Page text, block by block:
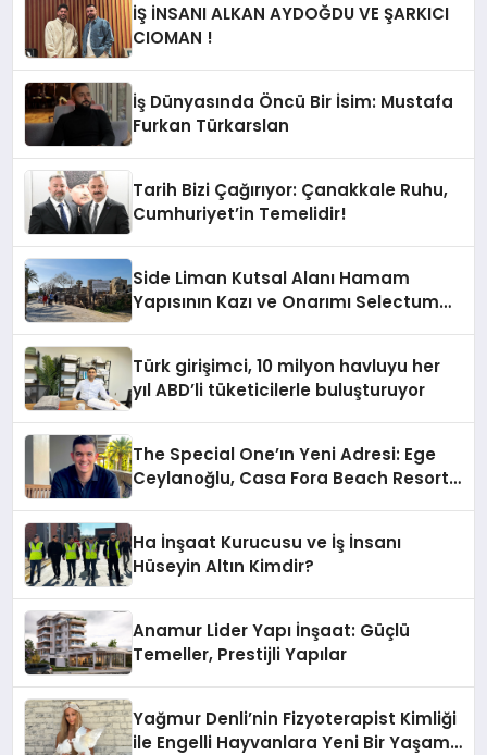
İŞ İNSANI ALKAN AYDOĞDU VE ŞARKICI
CIOMAN !
İş Dünyasında Öncü Bir İsim: Mustafa
Furkan Türkarslan
Tarih Bizi Çağırıyor: Çanakkale Ruhu,
Cumhuriyet’in Temelidir!
Side Liman Kutsal Alanı Hamam
Yapısının Kazı ve Onarımı Selectum
Türk girişimci, 10 milyon havluyu her
yıl ABD’li tüketicilerle buluşturuyor
The Special One’ın Yeni Adresi: Ege
Ceylanoğlu, Casa Fora Beach Resort
Ha İnşaat Kurucusu ve İş İnsanı
Hüseyin Altın Kimdir?
Anamur Lider Yapı İnşaat: Güçlü
Temeller, Prestijli Yapılar
Yağmur Denli’nin Fizyoterapist Kimliği
ile Engelli Hayvanlara Yeni Bir Yaşam